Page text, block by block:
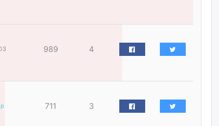
дурдлаа
Өмгөөлөгч Б.Оюунбилэг:
989 4
711 3